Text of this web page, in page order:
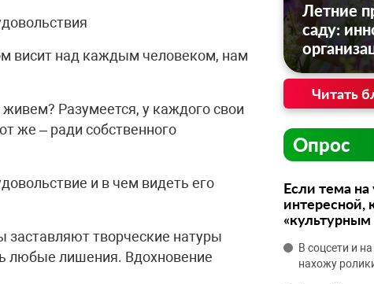
висит над каждым человеком, нам
Разумеется, у каждого свои
же – ради собственного
и в чем видеть его
заставляют творческие натуры
любые лишения. Вдохновение
Летние
саду:
Читать
Опрос
Если тема на
интересной,
В соцсети и
нахожу